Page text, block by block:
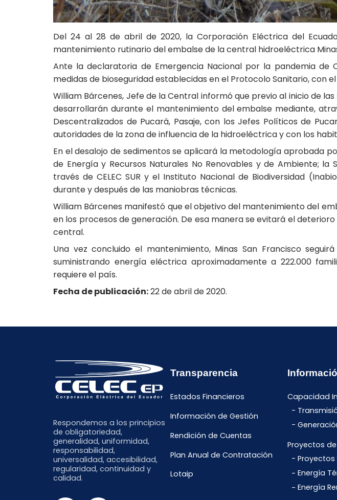
Del 24 al 28 de abril de 2020, la Corporación Eléctrica del
mantenimiento rutinario del embalse de la central hidroeléctrica
Ante la declaratoria de Emergencia Nacional por la pandemia de
medidas de bioseguridad establecidas en el Protocolo Sanitario, con
William Bárcenes, Jefe de la Central informó que previo al inicio de
desarrollarán durante el mantenimiento del embalse mediante,
Descentralizados de Pucará, Pasaje, con los Jefes Políticos de
autoridades de la zona de influencia de la hidroeléctrica y con los
En el desalojo de sedimentos se aplicará la metodología aprobada
de Energía y Recursos Naturales No Renovables y de Ambiente;
través de CELEC SUR y el Instituto Nacional de Biodiversidad
durante y después de las maniobras técnicas.
William Bárcenes manifestó que el objetivo del mantenimiento del
en los procesos de generación. De esa manera se evitará el
central.
Una vez concluido el mantenimiento, Minas San Francisco
suministrando energía eléctrica aproximadamente a 222.000
requiere el país.
Fecha de publicación:22 de abril de 2020.
Respondemos a los principios
de obligatoriedad,
generalidad, uniformidad,
responsabilidad,
universalidad, accesibilidad,
regularidad, continuidad y
calidad.
Transparencia
Estados Financieros
Información de Gestión
Rendición de Cuentas
Plan Anual de Contratación
Lotaip
Capacidad
Proyectos
Proyectos
Energía
Energía